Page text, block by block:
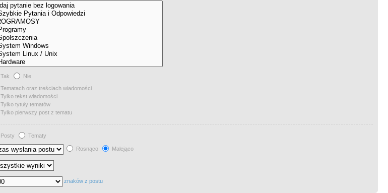
Tak
Nie
Tematach oraz treściach wiadomości
Tylko tekst wiadomości
Tylko tytuły tematów
Tylko pierwszy post z tematu
Posty
Tematy
Rosnąco Malejąco
znaków z postu